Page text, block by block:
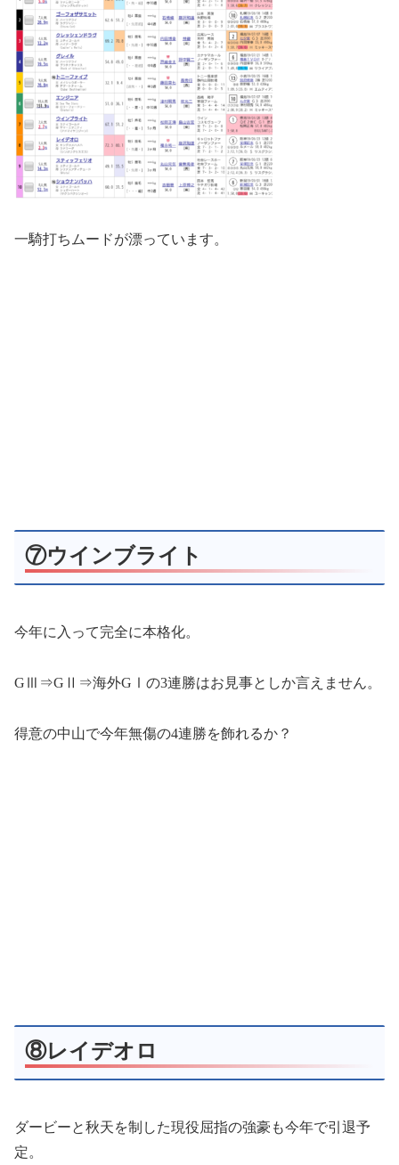
一騎打ちムードが漂っています。
⑦ウインブライト
今年に入って完全に本格化。
GⅢ⇒GⅡ⇒海外GⅠの3連勝はお見事としか言えません。
得意の中山で今年無傷の4連勝を飾れるか？
⑧レイデオロ
ダービーと秋天を制した現役屈指の強豪も今年で引退予
定。